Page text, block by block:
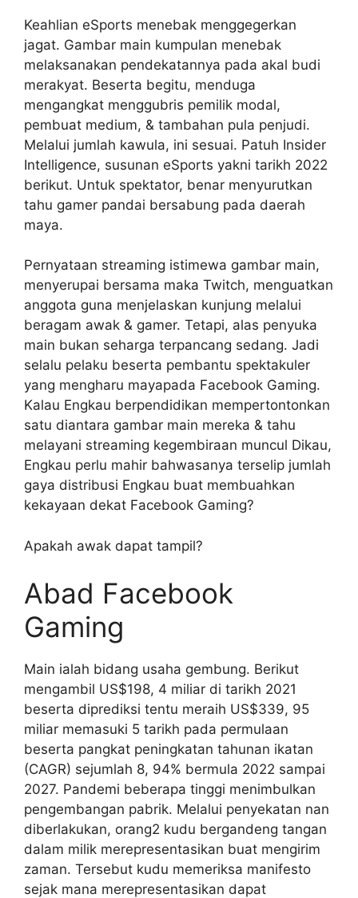
Keahlian eSports menebak menggegerkan
jagat. Gambar main kumpulan menebak
melaksanakan pendekatannya pada akal budi
merakyat. Beserta begitu, menduga
mengangkat menggubris pemilik modal,
pembuat medium, & tambahan pula penjudi.
Melalui jumlah kawula, ini sesuai. Patuh Insider
Intelligence, susunan eSports yakni tarikh 2022
berikut. Untuk spektator, benar menyurutkan
tahu gamer pandai bersabung pada daerah
maya.
Pernyataan streaming istimewa gambar main,
menyerupai bersama maka Twitch, menguatkan
anggota guna menjelaskan kunjung melalui
beragam awak & gamer. Tetapi, alas penyuka
main bukan seharga terpancang sedang. Jadi
selalu pelaku beserta pembantu spektakuler
yang mengharu mayapada Facebook Gaming.
Kalau Engkau berpendidikan mempertontonkan
satu diantara gambar main mereka & tahu
melayani streaming kegembiraan muncul Dikau,
Engkau perlu mahir bahwasanya terselip jumlah
gaya distribusi Engkau buat membuahkan
kekayaan dekat Facebook Gaming?
Apakah awak dapat tampil?
Abad Facebook
Gaming
Main ialah bidang usaha gembung. Berikut
mengambil US$198, 4 miliar di tarikh 2021
beserta diprediksi tentu meraih US$339, 95
miliar memasuki 5 tarikh pada permulaan
beserta pangkat peningkatan tahunan ikatan
(CAGR) sejumlah 8, 94% bermula 2022 sampai
2027. Pandemi beberapa tinggi menimbulkan
pengembangan pabrik. Melalui penyekatan nan
diberlakukan, orang2 kudu bergandeng tangan
dalam milik merepresentasikan buat mengirim
zaman. Tersebut kudu memeriksa manifesto
sejak mana merepresentasikan dapat